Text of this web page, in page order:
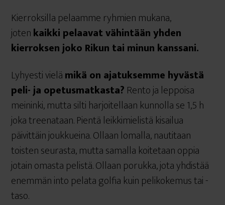
Kierroksilla pelaamme ryhmien mukana,
jotenkaikki pelaavat vähintään yhden
kierroksen joko Rikun tai minun kanssani.
Lyhyesti vielämikä on ajatuksemme hyvästä
peli- ja opetusmatkasta? Rento ja leppoisa
meininki, mutta silti harjoitellaan kunnolla se 1,5 h
joka treenataan. Pientä leikkimielistä kisailua
päivittäin joukkueina. Ollaan lomalla, nautitaan
toisten seurasta, mutta samalla koitetaan oppia
jotain omasta pelistä. Ollaan porukka, jota yhdistää
enemmän into pelata golfia kuin pelikokemus tai -
taso.